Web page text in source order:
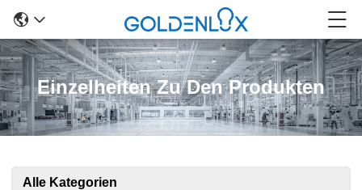
Einzelheiten Zu Den Produkten
Alle Kategorien